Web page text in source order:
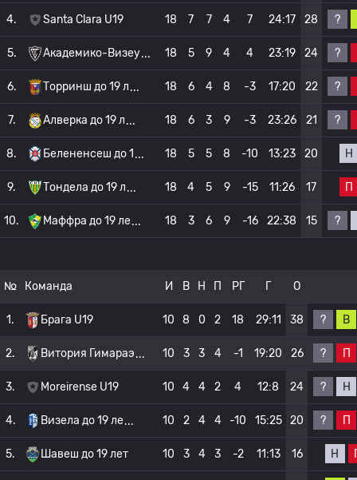
4. Santa Clara U19 18 7 7 4 7 24:17 28 ?
5. Академико-Визеу 18 5 9 4 4 23:19 24 ?
6. Торринш до 19 л 18 6 4 8 -3 17:20 22 ?
7. Алверка до 19 л 18 6 3 9 -3 23:26 21 ?
8. Белененсеш до 1 18 5 5 8 -10 13:23 20 Н
9. Тондела до 19 л 18 4 5 9 -15 11:26 17 П
10. Маффра до 19 ле 18 3 6 9 -16 22:38 15 ?
№ Команда И В Н П РГ Г О
1. Брага U19 10 8 0 2 18 29:11 38 ? В
2. Витория Гимараэ 10 3 3 4 -1 19:20 26 ? П
3. Moreirense U19 10 4 4 2 4 12:8 24 ? Н
4. Визела до 19 ле 10 2 4 4 -10 15:25 20 ? П
5. Шавеш до 19 лет 10 3 4 3 -2 11:13 16 Н